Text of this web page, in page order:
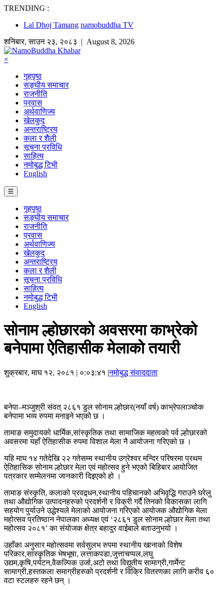
TRENDING :
Lal Dhoj Tamang namobuddha TV
शनिबार,साउन २३, २०८३ | August 8, 2026
×
गृहपृष्ठ
सङ्घीय समाचार
राजनीति
प्रवास
अर्थवाणिज्य
खेलकुद
अन्तराष्ट्रिय
कला र शैली
सूचना प्रविधि
साहित्य
नमोबुद्ध टिभी
English
☰
गृहपृष्ठ
सङ्घीय समाचार
राजनीति
प्रवास
अर्थवाणिज्य
खेलकुद
अन्तराष्ट्रिय
कला र शैली
सूचना प्रविधि
साहित्य
नमोबुद्ध टिभी
English
सोनाम ल्होछारको अवसरमा काभ्रेको
बनेपामा ऐतिहासीक मेलाको तयारी
शुक्रबार, माघ १२, २०८१ | ०:०३:४१ |नमोबुद्ध संवाददाता
बनेपा–मञ्जुश्री संवत् २८६१ डुल सोनाम ल्होछार(नयाँ वर्ष) काभ्रेपलाञ्चोक
बनेपामा भव्य रुपमा मनाइने भएको छ ।
तामाङ समुदायको धार्मिक,सांस्कृतिक तथा सामाजिक महत्वको पर्व ल्होछारको
अवसरमा यहाँ ऐतिहासीक रुपमा विशाल मेला नै आयोजना गरिएको छ ।
यहि माघ १४ गतेदेखि २२ गतेसम्म स्थानीय उग्रेश्वर मन्दिर परिषरमा प्रथम
ऐतिहासिक सोनाम ल्होछार मेला एवं महोत्सव हुने भएको बिहिबार आयोजित
पत्रकार सम्मेलनमा जानकारी दिइएको हो ।
तामाङ संस्कृति, कलाको प्रवद्र्धन,स्थानीय पहिचानको अभिवृद्धि गराउने घरेलु
तथा औद्योगिक उत्पादनहरुको प्रदर्शनी र विक्री गर्दै तिनको विकासका लागि
सहयोग पुर्याउने उद्धेश्यले मेलाको आयोजना गरिएको आयोजक औद्योगिक मेला
महोत्सव प्रतिष्ठान नेपालका अध्यक्ष एवं ‘२८६१ डुल सोनाम ल्होछार मेला तथा
महोत्सव २०८१’ का संयोजक क्षेत्र बहादुर वाईबाले बताउनुभयो ।
उहाँका अनुसार महोत्सवमा सर्वसुलभ रुपमा स्थानीय खानाको विशेष
परिकार,सांस्कृतिक भेषभूषा, लत्ताकपडा,जुत्ताचप्पल,लघु
उद्यम,कृषि,पर्यटन,वैकल्पिक उर्जा,अटो तथा विद्युतीय सामाग्री,गार्मेन्ट
सामाग्री,हस्तकला समाग्रीहरुको प्रदर्शनी र विक्रि वितरणका लागि करीव ६०
वटा स्टलहरु रहने छन् ।